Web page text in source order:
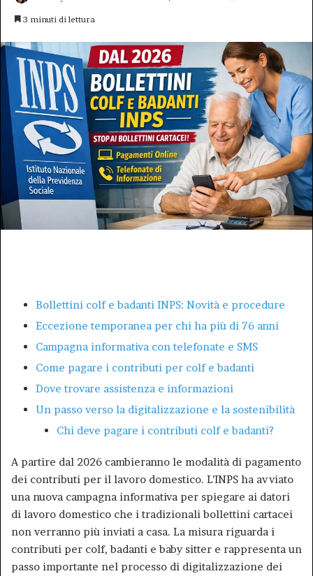
3 minuti di lettura
Bollettini colf e badanti INPS: Novità e procedure
Eccezione temporanea per chi ha più di 76 anni
Campagna informativa con telefonate e SMS
Come pagare i contributi per colf e badanti
Dove trovare assistenza e informazioni
Un passo verso la digitalizzazione e la sostenibilità
Chi deve pagare i contributi colf e badanti?
A partire dal 2026 cambieranno le modalità di pagamento
dei contributi per il lavoro domestico. L’INPS ha avviato
una nuova campagna informativa per spiegare ai datori
di lavoro domestico che i tradizionali bollettini cartacei
non verranno più inviati a casa. La misura riguarda i
contributi per colf, badanti e baby sitter e rappresenta un
passo importante nel processo di digitalizzazione dei